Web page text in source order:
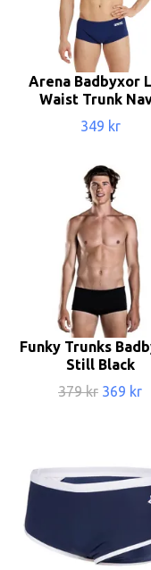
Arena Badbyxor
Waist Trunk
349 kr
Funky Trunks
Still Black
379 kr 369 kr